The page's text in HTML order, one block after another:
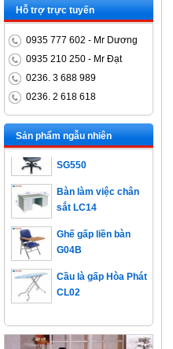
Hỗ trợ trực tuyến
0935 777 602 - Mr Dương
0935 210 250 - Mr Đạt
0236. 3 688 989
0236. 2 618 618
Sản phẩm ngẫu nhiên
Bàn trưởng phòng
ET1400D
Ghế xoay nhân viên
SG550
Bàn làm việc chân
sắt LC14
Ghế gấp liền bàn
Cầu là gấp Hòa Phát